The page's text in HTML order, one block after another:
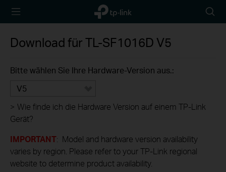
TP-Link,
Reliably
icon
Download fürTL-SF1016D V5
Bitte wählen Sie Ihre Hardware-Version aus.:
V5
> Wie finde ich die Hardware Version auf einem TP-Link
Gerät?
IMPORTANT: Model and hardware version availability
varies by region. Please refer to your TP-Link regional
website to determine product availability.